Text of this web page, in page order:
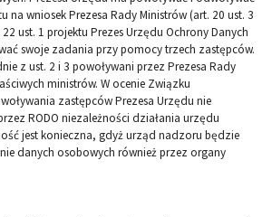
na wniosek Prezesa Rady Ministrów (art. 20 ust. 3
ust. 1 projektu Prezes Urzędu Ochrony Danych
swoje zadania przy pomocy trzech zastępców.
z ust. 2 i 3 powoływani przez Prezesa Rady
ministrów. W ocenie Związku
zastępców Prezesa Urzędu nie
RODO niezależności działania urzędu
jest konieczna, gdyż urząd nadzoru będzie
danych osobowych również przez organy